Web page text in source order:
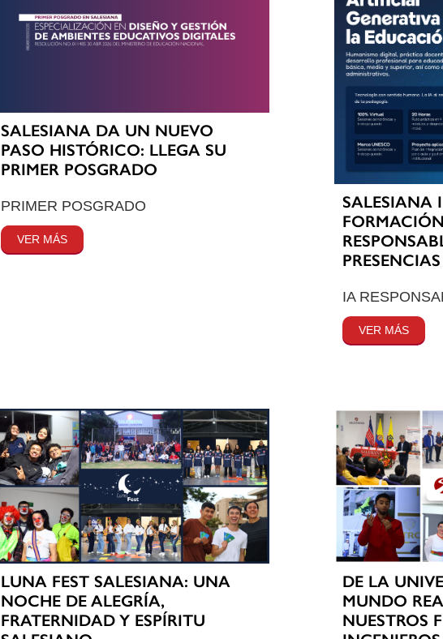
SALESIANA DA UN NUEVO
PASO HISTÓRICO: LLEGA SU
PRIMER POSGRADO
PRIMER POSGRADO
VER MÁS
SALESIANA
IA
VER MÁS
LUNA FEST SALESIANA: UNA
NOCHE DE ALEGRÍA,
FRATERNIDAD Y ESPÍRITU
DE LA
MUNDO
NUESTROS